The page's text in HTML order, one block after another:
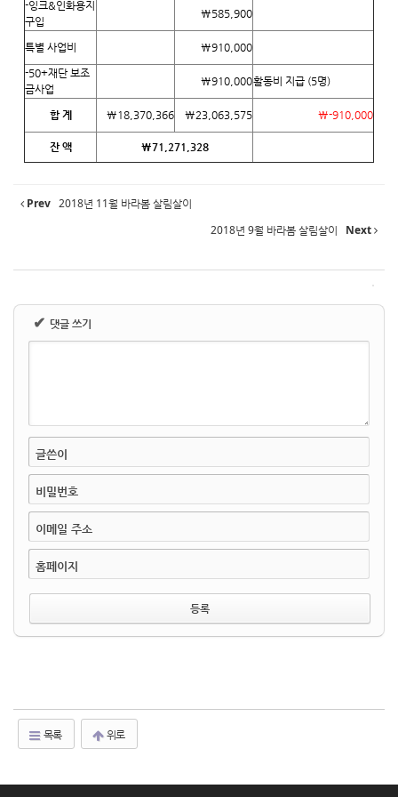
-잉크&인화용지
구입
₩585,900
특별 사업비 ₩910,000
-50+재단 보조
금사업
₩910,000활동비 지급 (5명)
합 계 ₩18,370,366 ₩23,063,575 ₩-910,000
잔 액 ₩71,271,328
Prev 2018년 11월 바라봄 살림살이
2018년 9월 바라봄 살림살이
Next
✔ 댓글 쓰기
글쓴이
비밀번호
이메일 주소
홈페이지
목록 위로